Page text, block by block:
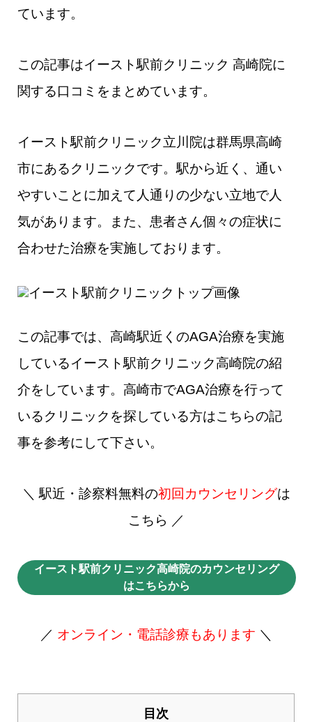
ています。
この記事はイースト駅前クリニック 高崎院​に
関する口コミをまとめています。
イースト駅前クリニック立川院は群馬県高崎
市にあるクリニックです。駅から近く、通い
やすいことに加えて人通りの少ない立地で人
気があります。また、患者さん個々の症状に
合わせた治療を実施しております。
この記事では、高崎駅近くのAGA治療を実施
しているイースト駅前クリニック高崎院の紹
介をしています。高崎市でAGA治療を行って
いるクリニックを探している方はこちらの記
事を参考にして下さい。
＼ 駅近・診察料無料の初回カウンセリングは
こちら ／
イースト駅前クリニック高崎院のカウンセリング
はこちらから
／ オンライン・電話診療もあります ＼
目次